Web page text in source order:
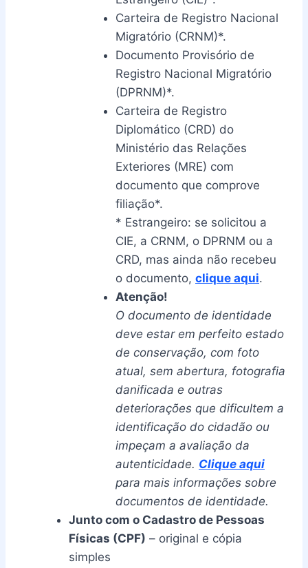
Carteira de Registro Nacional
Migratório (CRNM)*.
Documento Provisório de
Registro Nacional Migratório
(DPRNM)*.
Carteira de Registro
Diplomático (CRD) do
Ministério das Relações
Exteriores (MRE) com
documento que comprove
filiação*.
* Estrangeiro: se solicitou a
CIE, a CRNM, o DPRNM ou a
CRD, mas ainda não recebeu
o documento, clique aqui.
Atenção!
O documento de identidade
deve estar em perfeito estado
de conservação, com foto
atual, sem abertura, fotografia
danificada e outras
deteriorações que dificultem a
identificação do cidadão ou
impeçam a avaliação da
autenticidade. Clique aqui
para mais informações sobre
documentos de identidade.
Junto com o Cadastro de Pessoas
Físicas (CPF) – original e cópia
simples